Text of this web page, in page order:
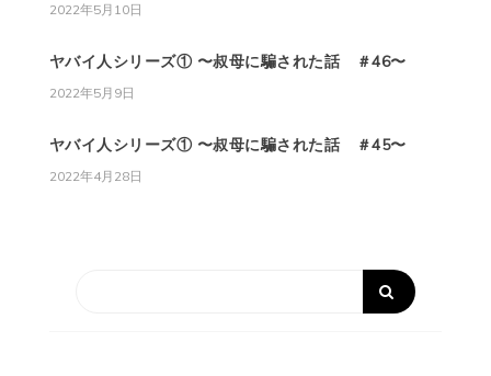
2022年5月10日
ヤバイ人シリーズ① 〜叔母に騙された話 ＃46〜
2022年5月9日
ヤバイ人シリーズ① 〜叔母に騙された話 ＃45〜
2022年4月28日